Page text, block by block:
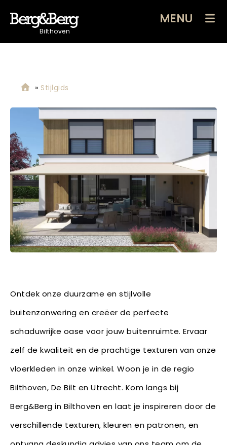
Bilthoven
MENU
» Stijlgids
Ontdek onze duurzame en stijlvolle
buitenzonwering en creëer de perfecte
schaduwrijke oase voor jouw buitenruimte. Ervaar
zelf de kwaliteit en de prachtige texturen van onze
vloerkleden in onze winkel. Woon je in de regio
Bilthoven, De Bilt en Utrecht. Kom langs bij
Berg&Berg in Bilthoven en laat je inspireren door de
verschillende texturen, kleuren en patronen, en